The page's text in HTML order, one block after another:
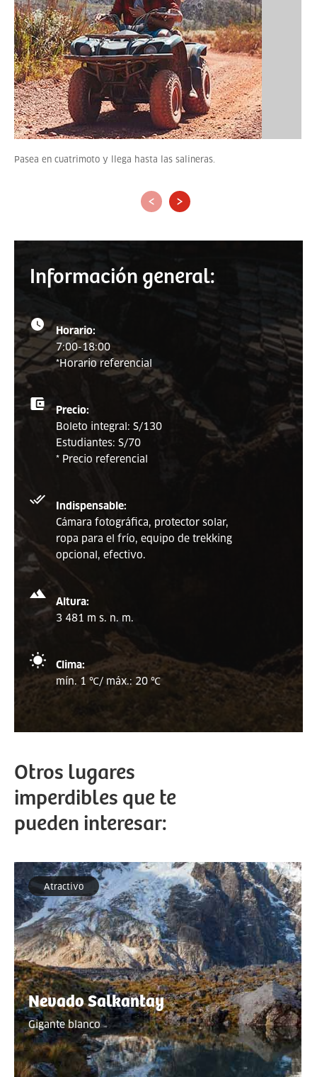
Pasea en cuatrimoto y llega hasta las salineras.
‹ ›
Información general:
Horario:
7:00-18:00
*Horario referencial
Precio:
Boleto integral: S/130
Estudiantes: S/70
* Precio referencial
Indispensable:
Cámara fotográfica, protector solar,
ropa para el frío, equipo de trekking
opcional, efectivo.
Altura:
3 481 m s. n. m.
Clima:
mín. 1 ℃/ máx.: 20 ℃
Otros lugares
imperdibles que te
pueden interesar:
Atractivo
Nevado Salkantay
Gigante blanco